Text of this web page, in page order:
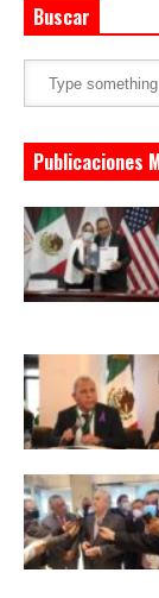
Buscar
Publicaciones